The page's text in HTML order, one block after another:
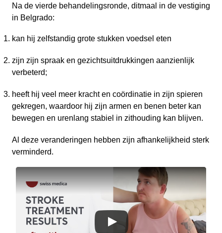
Na de vierde behandelingsronde, ditmaal in de vestiging
in Belgrado:
kan hij zelfstandig grote stukken voedsel eten
zijn zijn spraak en gezichtsuitdrukkingen aanzienlijk
verbeterd;
heeft hij veel meer kracht en coördinatie in zijn spieren
gekregen, waardoor hij zijn armen en benen beter kan
bewegen en urenlang stabiel in zithouding kan blijven.
Al deze veranderingen hebben zijn afhankelijkheid sterk
verminderd.